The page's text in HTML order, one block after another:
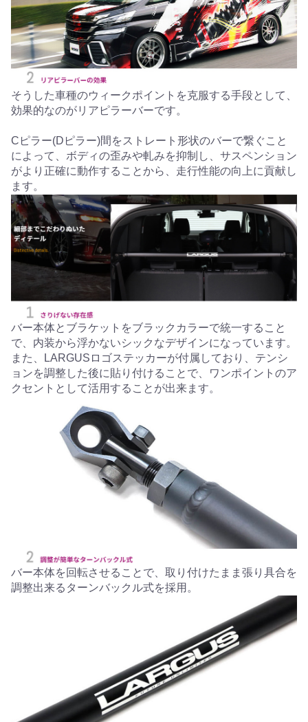
そうした車種のウィークポイントを克服する手段として、
効果的なのがリアピラーバーです。
Cピラー(Dピラー)間をストレート形状のバーで繋ぐこと
によって、ボディの歪みや軋みを抑制し、サスペンション
がより正確に動作することから、走行性能の向上に貢献し
ます。
バー本体とブラケットをブラックカラーで統一すること
で、内装から浮かないシックなデザインになっています。
また、LARGUSロゴステッカーが付属しており、テンシ
ョンを調整した後に貼り付けることで、ワンポイントのア
クセントとして活用することが出来ます。
バー本体を回転させることで、取り付けたまま張り具合を
調整出来るターンバックル式を採用。